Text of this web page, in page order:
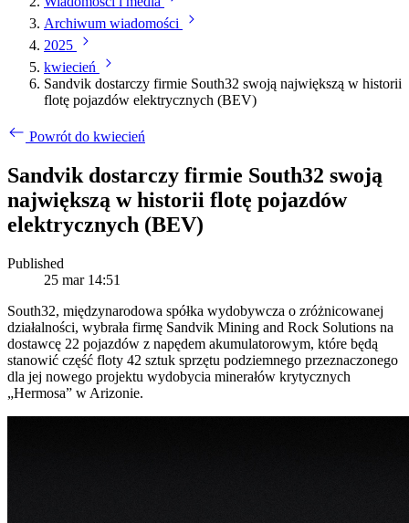
Archiwum wiadomości
2025
kwiecień
Sandvik dostarczy firmie South32 swoją największą w historii
flotę pojazdów elektrycznych (BEV)
Powrót do kwiecień
Sandvik dostarczy firmie South32 swoją
największą w historii flotę pojazdów
elektrycznych (BEV)
Published
25 mar 14:51
South32, międzynarodowa spółka wydobywcza o zróżnicowanej
działalności, wybrała firmę Sandvik Mining and Rock Solutions na
dostawcę 22 pojazdów z napędem akumulatorowym, które będą
stanowić część floty 42 sztuk sprzętu podziemnego przeznaczonego
dla jej nowego projektu wydobycia minerałów krytycznych
„Hermosa” w Arizonie.